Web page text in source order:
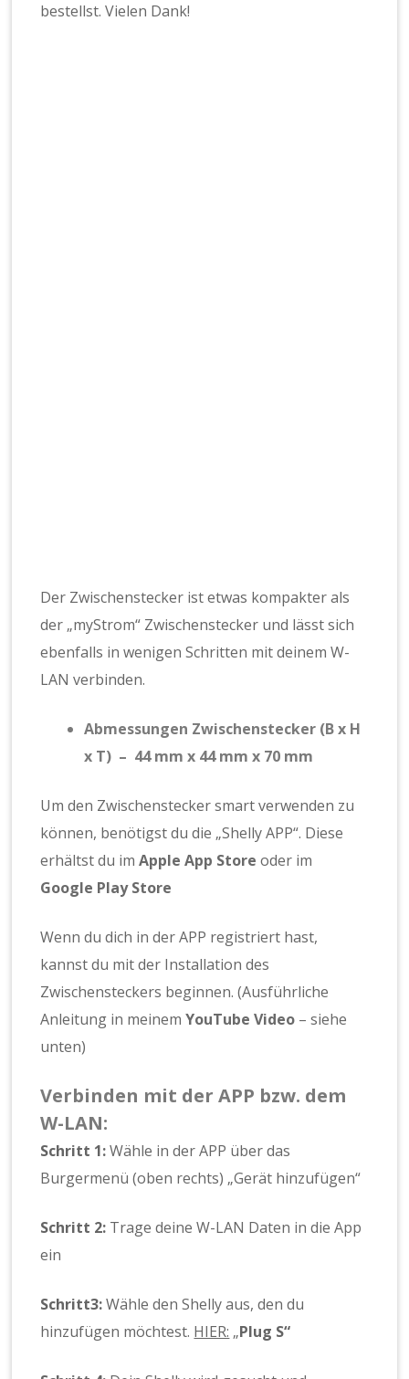
bestellst. Vielen Dank!
Der Zwischenstecker ist etwas kompakter als
der „myStrom“ Zwischenstecker und lässt sich
ebenfalls in wenigen Schritten mit deinem W-
LAN verbinden.
Abmessungen Zwischenstecker (B x H
x T) – 44 mm x 44 mm x 70 mm
Um den Zwischenstecker smart verwenden zu
können, benötigst du die „Shelly APP“. Diese
erhältst du imApple App Store oder im
Google Play Store
Wenn du dich in der APP registriert hast,
kannst du mit der Installation des
Zwischensteckers beginnen. (Ausführliche
Anleitung in meinemYouTube Video – siehe
unten)
Verbinden mit der APP bzw. dem
W-LAN:
Schritt 1:Wähle in der APP über das
Burgermenü (oben rechts) „Gerät hinzufügen“
Schritt 2: Trage deine W-LAN Daten in die App
ein
Schritt3:Wähle den Shelly aus, den du
hinzufügen möchtest. HIER: „Plug S“